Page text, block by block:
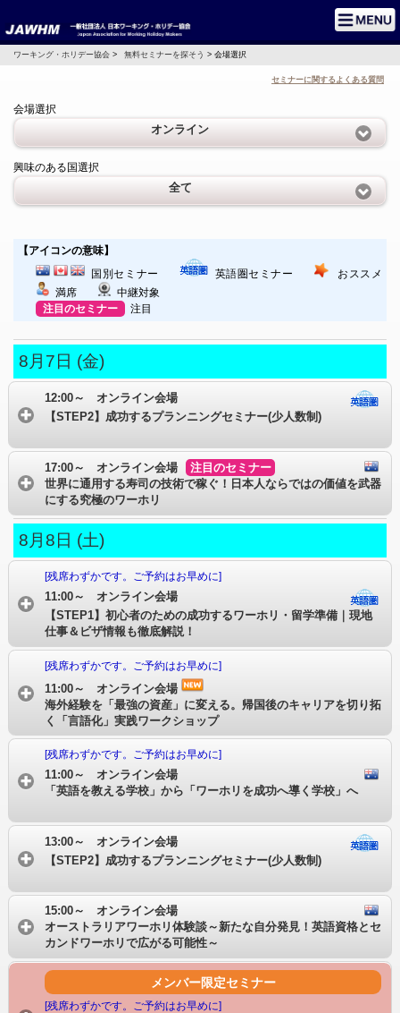
ワーキング・ホリデー協会 > 無料セミナーを探そう > 会場選択
セミナーに関するよくある質問
会場選択
オンライン
興味のある国選択
全て
【アイコンの意味】
国別セミナー
英語圏セミナー
おススメ
満席
中継対象
注目のセミナー
注目
8月7日 (金)
12:00～ オンライン会場
【STEP2】成功するプランニングセミナー(少人数制)
17:00～ オンライン会場
注目のセミナー
世界に通用する寿司の技術で稼ぐ！日本人ならではの価値を武器
にする究極のワーホリ
8月8日 (土)
[残席わずかです。ご予約はお早めに]
11:00～ オンライン会場
【STEP1】初心者のための成功するワーホリ・留学準備｜現地
仕事＆ビザ情報も徹底解説！
[残席わずかです。ご予約はお早めに]
11:00～ オンライン会場
海外経験を「最強の資産」に変える。帰国後のキャリアを切り拓
く「言語化」実践ワークショップ
[残席わずかです。ご予約はお早めに]
11:00～ オンライン会場
「英語を教える学校」から「ワーホリを成功へ導く学校」へ
13:00～ オンライン会場
【STEP2】成功するプランニングセミナー(少人数制)
15:00～ オンライン会場
オーストラリアワーホリ体験談～新たな自分発見！英語資格とセ
カンドワーホリで広がる可能性～
メンバー限定セミナー
[残席わずかです。ご予約はお早めに]